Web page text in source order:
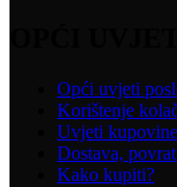
Opći uvjeti
Korištenje
Uvjeti kupovine
Dostava,
Kako kupiti?